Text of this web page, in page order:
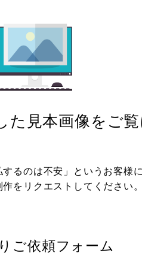
見本画像をご
のは不安」というお客様
をリクエストしてくださ
ご依頼フォーム